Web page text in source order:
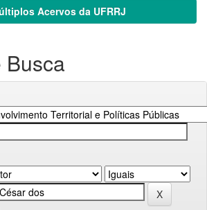
Acervos da UFRRJ
Busca